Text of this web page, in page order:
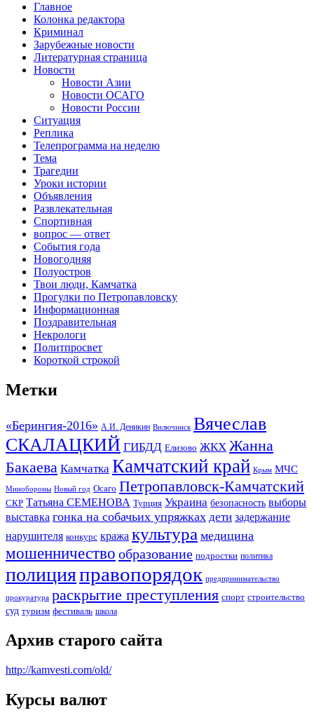
Главное
Колонка редактора
Криминал
Зарубежные новости
Литературная страница
Новости
Новости Азии
Новости ОСАГО
Новости России
Ситуация
Реплика
Телепрограмма на неделю
Тема
Трагедии
Уроки истории
Объявления
Развлекательная
Спортивная
вопрос — ответ
События года
Новогодняя
Полуостров
Твои люди, Камчатка
Прогулки по Петропавловску
Информационная
Поздравительная
Некрологи
Политпросвет
Короткой строкой
Метки
«Берингия-2016» А.И. Деникин Вилючинск Вячеслав
СКАЛАЦКИЙ ГИБДД Елизово ЖКХ Жанна
Бакаева Камчатка Камчатский край Крым МЧС
Минобороны Новый год Осаго Петропавловск-Камчатский
СКР Татьяна СЕМЕНОВА Турция Украина безопасность выборы
выставка гонка на собачьих упряжках дети задержание
нарушителя конкурс кража культура медицина
мошенничество образование подростки политика
полицияправопорядок предпринимательство
прокуратура раскрытие преступления спорт строительство
суд туризм фестиваль школа
Архив старого сайта
http://kamvesti.com/old/
ОБЩЕСТВЕННО-ПОЛИТИЧЕСКОЕ
Курсы валют